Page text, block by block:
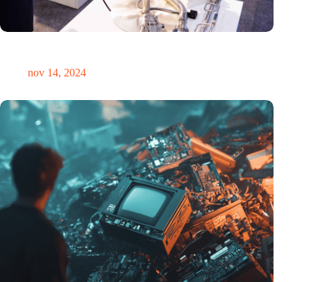
nov 14, 2024